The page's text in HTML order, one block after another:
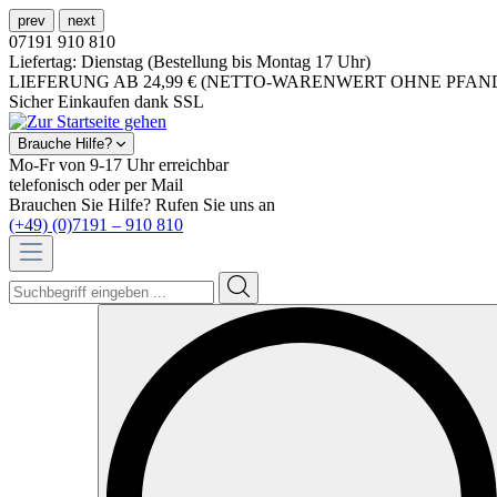
prev next
07191 910 810
Liefertag: Dienstag (Bestellung bis Montag 17 Uhr)
LIEFERUNG AB 24,99 € (NETTO-WARENWERT OHNE
Sicher Einkaufen dank SSL
Brauche Hilfe?
Mo-Fr von 9-17 Uhr erreichbar
telefonisch oder per Mail
Brauchen Sie Hilfe? Rufen Sie uns an
(+49) (0)7191 – 910 810